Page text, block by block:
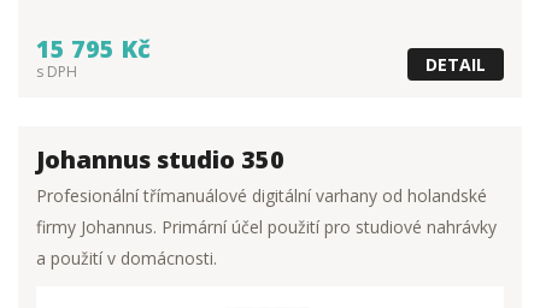
15 795 Kč
s DPH DETAIL
Johannus studio 350
Profesionální třímanuálové digitální varhany od holandské
firmy Johannus. Primární účel použití pro studiové nahrávky
a použití v domácnosti.